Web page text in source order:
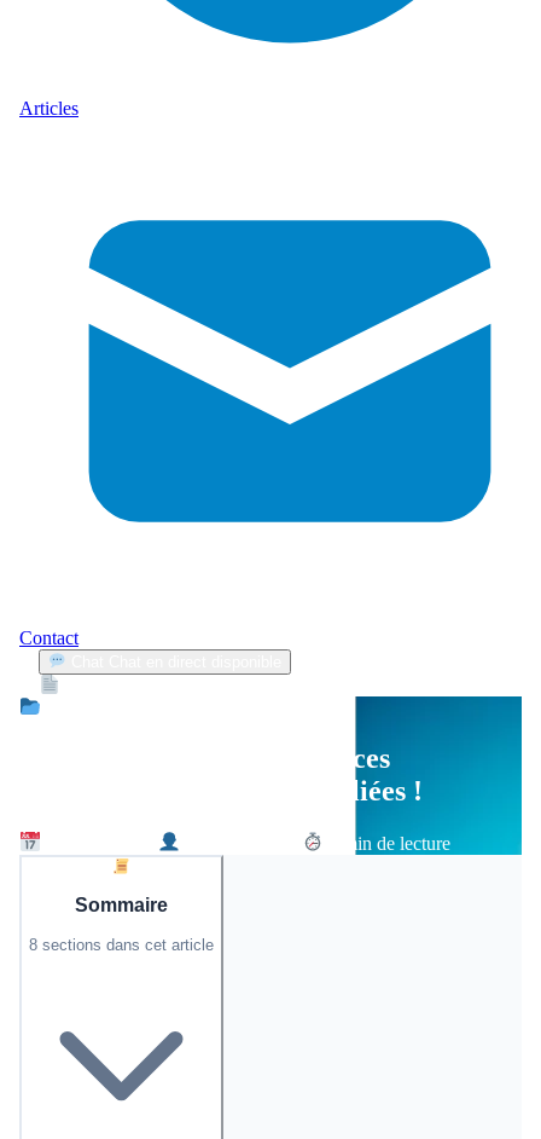
Articles
Contact
Ski : découvrez les assurances
indispensables souvent oubliées !
4 min de lecture
Sommaire
8 sections dans cet article